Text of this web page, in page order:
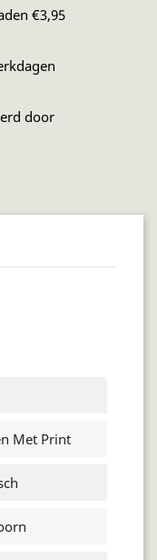
€3,95
door
Met Print